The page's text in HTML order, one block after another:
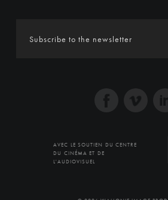
AVEC LE SOUTIEN DU CENTRE
DU CINÉMA ET DE
L'AUDIOVISUEL